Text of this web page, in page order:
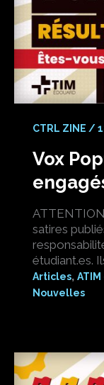
CTRL ZINE /
Vox
satires
étudiant.es.
Articles,
Nouvelles